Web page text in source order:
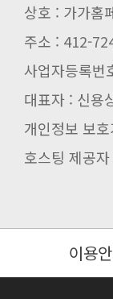
상호 : 가가홈
주소 : 412-
사업자등록
대표자 : 신
개인정보 보
호스팅 제공
이용